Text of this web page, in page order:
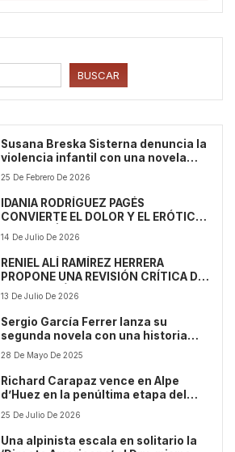
BUSCAR
Susana Breska Sisterna denuncia la
violencia infantil con una novela
basada en hechos reales
25 De Febrero De 2026
IDANIA RODRÍGUEZ PAGÉS
CONVIERTE EL DOLOR Y EL ERÓTICO
EN ALTA LÍRICA CON ‘BAJO MI PIEL
DE SEDA Y MIEL’
14 De Julio De 2026
RENIEL ALÍ RAMÍREZ HERRERA
PROPONE UNA REVISIÓN CRÍTICA DE
LA VOCACIÓN CLERICAL EN SU
DISPENSADO? ELEMENTOS DE
ESPIRITUALIDAD SACERDOTAL
RENOVADA’
13 De Julio De 2026
Sergio García Ferrer lanza su
segunda novela con una historia
que viaja entre dimensiones y
emociones
28 De Mayo De 2025
Richard Carapaz vence en Alpe
d’Huez en la penúltima etapa del
Tour de Francia
25 De Julio De 2026
Una alpinista escala en solitario la